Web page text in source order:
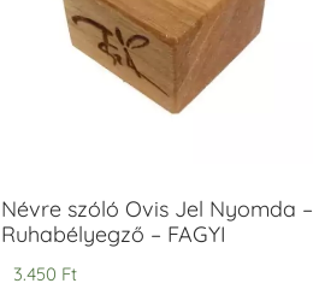
Névre szóló Ovis Jel Nyomda –
Ruhabélyegző – FAGYI
3.450 Ft